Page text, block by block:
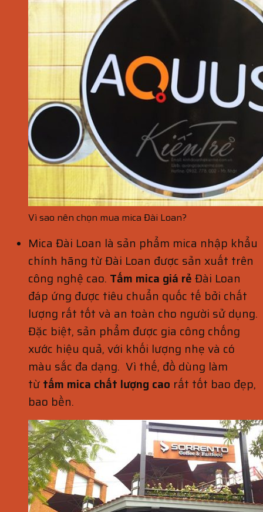
Vì sao nên chọn mua mica Đài Loan?
Mica Đài Loan là sản phẩm mica nhập khẩu
chính hãng từ Đài Loan được sản xuất trên
công nghệ cao. Tấm mica giá rẻ Đài Loan
đáp ứng được tiêu chuẩn quốc tế bởi chất
lượng rất tốt và an toàn cho người sử dụng.
Đặc biệt, sản phẩm được gia công chống
xước hiệu quả, với khối lượng nhẹ và có
màu sắc đa dạng. Vì thế, đồ dùng làm
từ tấm mica chất lượng cao rất tốt bao đẹp,
bao bền.